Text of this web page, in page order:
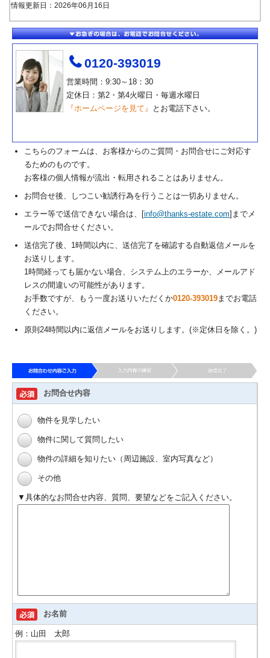
情報更新日：2026年06月16日
0120-393019
営業時間：9:30～18：30
定休日：第2・第4火曜日・毎週水曜日
『ホームページを見て』
とお電話下さい。
こちらのフォームは、お客様からのご質問・お問合せにご対応す
るためのものです。
お客様の個人情報が流出・転用されることはありません。
お問合せ後、しつこい勧誘行為を行うことは一切ありません。
エラー等で送信できない場合は、[info@thanks-estate.com]までメ
ールでお問合せください。
送信完了後、1時間以内に、送信完了を確認する自動返信メールを
お送りします。
1時間経っても届かない場合、システム上のエラーか、メールアド
レスの間違いの可能性があります。
お手数ですが、もう一度お送りいただくか0120-393019 までお電話
ください。
原則24時間以内に返信メールをお送りします。(※定休日を除く。)
お問合せ内容
物件を見学したい
物件に関して質問したい
物件の詳細を知りたい（周辺施設、室内写真など）
その他
▼具体的なお問合せ内容、質問、要望などをご記入ください。
お名前
例：山田 太郎